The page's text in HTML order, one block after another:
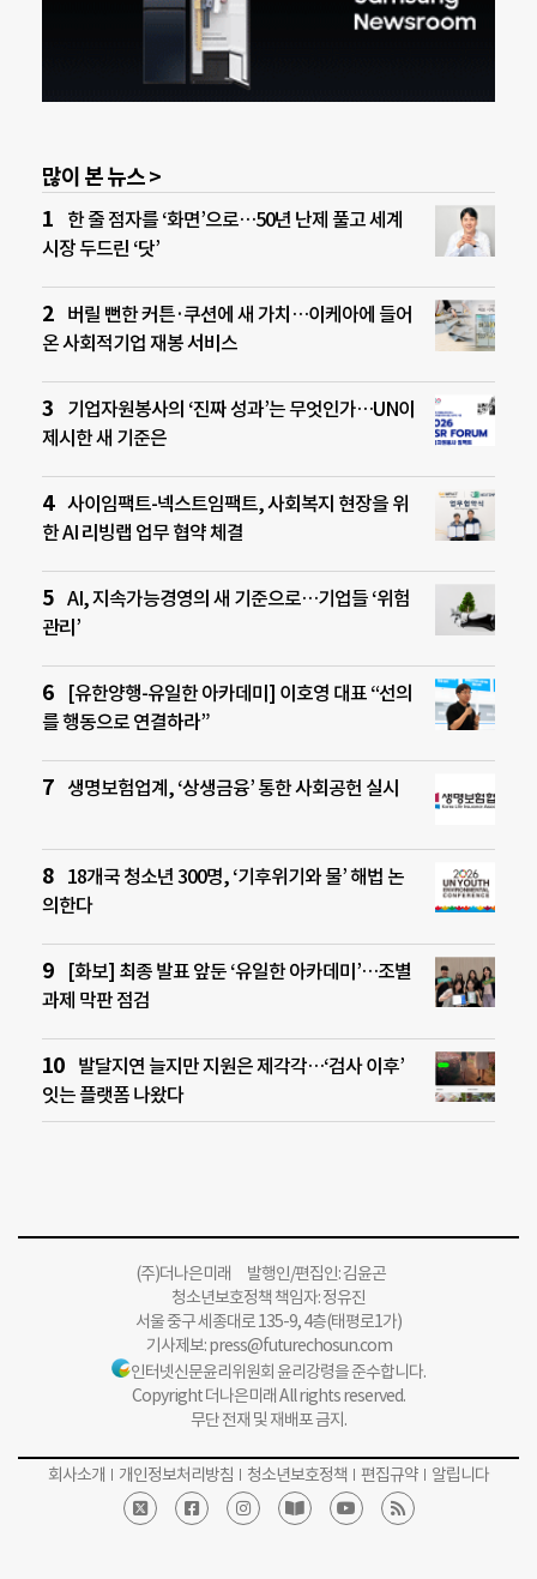
많이 본 뉴스 >
한 줄 점자를 ‘화면’으로…50년 난제 풀고 세계
시장 두드린 ‘닷’
버릴 뻔한 커튼·쿠션에 새 가치…이케아에 들어
온 사회적기업 재봉 서비스
기업자원봉사의 ‘진짜 성과’는 무엇인가…UN이
제시한 새 기준은
사이임팩트-넥스트임팩트, 사회복지 현장을 위
한 AI 리빙랩 업무 협약 체결
AI, 지속가능경영의 새 기준으로…기업들 ‘위험
관리’
[유한양행-유일한 아카데미] 이호영 대표 “선의
를 행동으로 연결하라”
생명보험업계, ‘상생금융’ 통한 사회공헌 실시
18개국 청소년 300명, ‘기후위기와 물’ 해법 논
의한다
[화보] 최종 발표 앞둔 ‘유일한 아카데미’…조별
과제 막판 점검
발달지연 늘지만 지원은 제각각…‘검사 이후’
잇는 플랫폼 나왔다
(주)더나은미래 발행인/편집인: 김윤곤
청소년보호정책 책임자: 정유진
서울 중구 세종대로 135-9, 4층(태평로1가)
기사제보:press@futurechosun.com
인터넷신문윤리위원회 윤리강령을 준수합니다.
Copyright 더나은미래 All rights reserved.
무단 전재 및 재배포 금지.
회사소개 개인정보처리방침 청소년보호정책 편집규약 알립니다